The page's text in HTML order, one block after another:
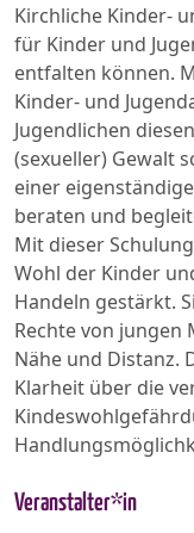
Kirchliche Kinder-
für Kinder und
entfalten können.
Kinder- und
Jugendlichen
(sexueller) Gewalt
einer
beraten und
Mit dieser
Wohl der Kinder
Handeln gestärkt.
Rechte von
Nähe und Distanz.
Klarheit über die
Veranstalter*in